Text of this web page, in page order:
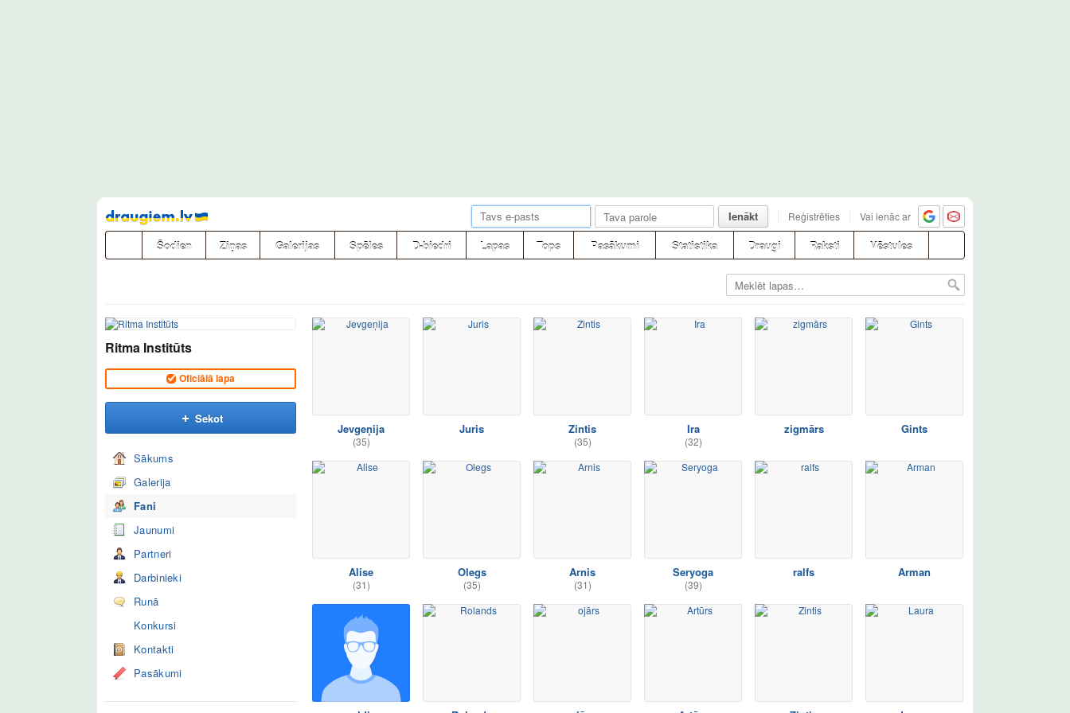
Pāriet
uz
saturu
Ienākt Reģistrēties Vai ienāc ar
Šodien Ziņas Galerijas Spēles D-biedri Lapas Tops Pasākumi Statistika Draugi Raksti Vēstules
Ritma Institūts
Oficiālā lapa
Sekot
Sākums
Galerija
Fani
Jaunumi
Partneri
Darbinieki
Runā
Konkursi
Kontakti
Pasākumi
Jevgeņija
(35)
Juris Zintis
(35)
Ira
(32)
zigmārs Gints
Alise
(31)
Olegs
(35)
Arnis
(31)
Seryoga
(39)
ralfs Arman